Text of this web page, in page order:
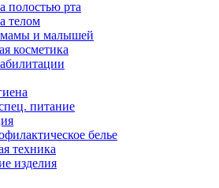
полостью рта
телом
мамы и малышей
косметика
питание
белье
техника
изделия